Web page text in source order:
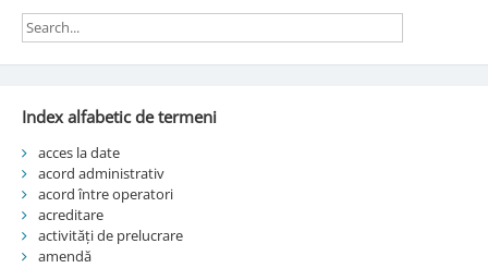
Index alfabetic de termeni
acces la date
acord administrativ
acord între operatori
acreditare
activități de prelucrare
amendă